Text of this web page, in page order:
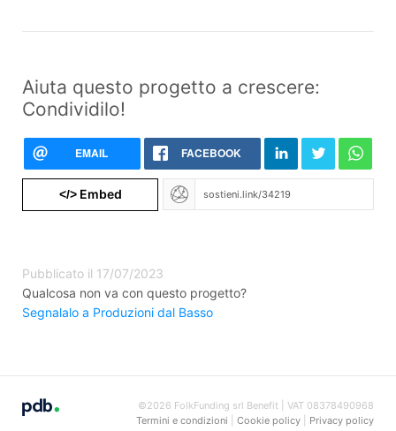
Aiuta questo progetto a crescere:
Condividilo!
EMAIL FACEBOOK
</>Embed
Pubblicato il 17/07/2023
Qualcosa non va con questo progetto?
Segnalalo a Produzioni dal Basso
©2026 FolkFunding srl Benefit | VAT 08378490968
Termini e condizioni
Cookie policy| Privacy policy